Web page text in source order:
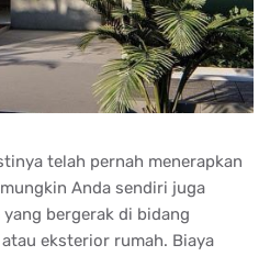
telah pernah menerapkan
Anda sendiri juga
bergerak di bidang
eksterior rumah. Biaya